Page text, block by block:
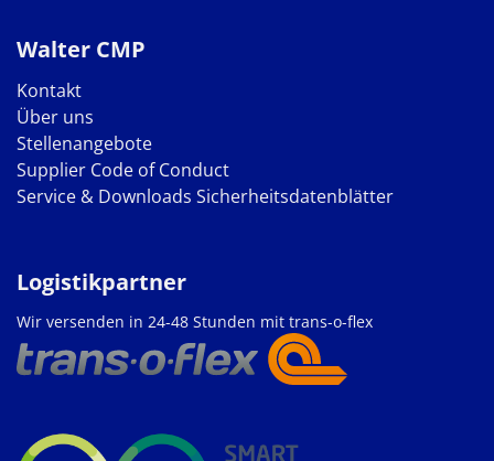
Walter CMP
Kontakt
Über uns
Stellenangebote
Supplier Code of Conduct
Service & Downloads Sicherheitsdatenblätter
Logistikpartner
Wir versenden in 24-48 Stunden mit trans-o-flex